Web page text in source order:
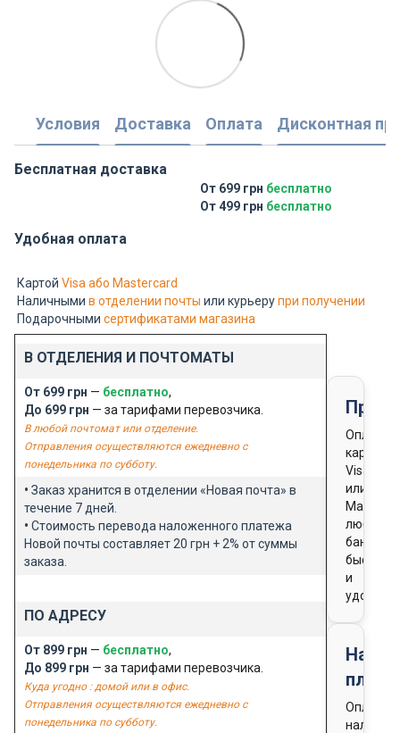
Условия Доставка Оплата Дисконтная
Бесплатная доставка
От 699 грн бесплатно
От 499 грн бесплатно
Удобная оплата
Картой Visa або Mastercard
Наличными в отделении почты или курьерупри получении
Подарочными сертификатами магазина
В ОТДЕЛЕНИЯ И ПОЧТОМАТЫ
От 699 грн — бесплатно,
До 699 грн — за тарифами перевозчика.
В любой почтомат или отделение.
Отправления осуществляются ежедневно с
понедельника по субботу.
• Заказ хранится в отделении «Новая почта» в
течение 7 дней.
• Стоимость перевода наложенного платежа
Новой почты составляет 20 грн + 2% от суммы
заказа.
ПО АДРЕСУ
От 899 грн — бесплатно,
До 899 грн — за тарифами перевозчика.
Куда угодно : домой или в офис.
Отправления осуществляются ежедневно с
понедельника по субботу.
Оплата
картой
Visa
или
любого
банка
быстро
и
удобно
Оплата